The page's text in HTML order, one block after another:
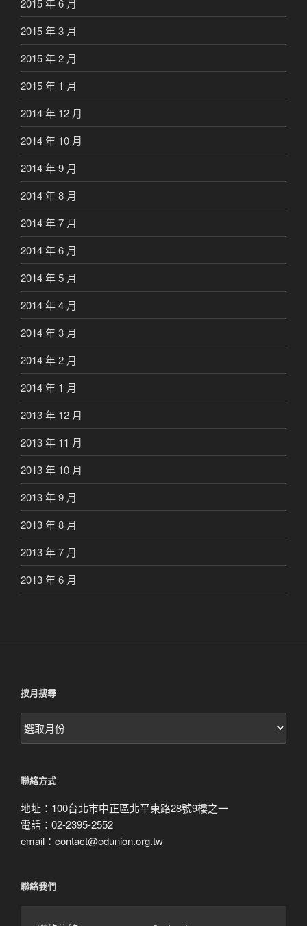
2015 年 6 月
2015 年 3 月
2015 年 2 月
2015 年 1 月
2014 年 12 月
2014 年 10 月
2014 年 9 月
2014 年 8 月
2014 年 7 月
2014 年 6 月
2014 年 5 月
2014 年 4 月
2014 年 3 月
2014 年 2 月
2014 年 1 月
2013 年 12 月
2013 年 11 月
2013 年 10 月
2013 年 9 月
2013 年 8 月
2013 年 7 月
2013 年 6 月
按月搜尋
按
月
聯絡方式
地址：100台北市中正區北平東路28號9樓之一
電話：02-2395-2552
email：contact@edunion.org.tw
聯絡我們